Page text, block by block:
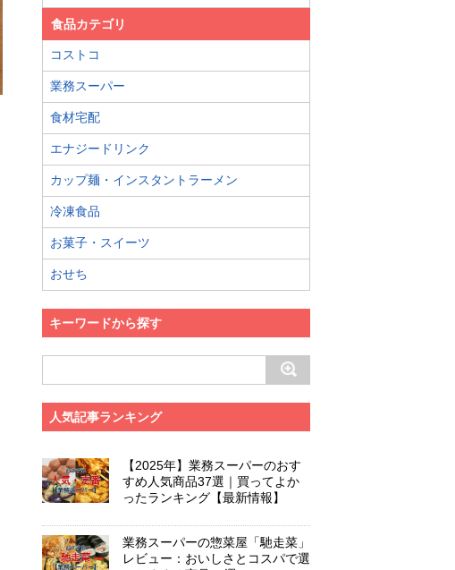
食品カテゴリ
コストコ
業務スーパー
食材宅配
エナジードリンク
カップ麺・インスタントラーメン
冷凍食品
お菓子・スイーツ
おせち
キーワードから探す
人気記事ランキング
【2025年】業務スーパーのおす
すめ人気商品37選｜買ってよか
ったランキング【最新情報】
業務スーパーの惣菜屋「馳走菜」
レビュー：おいしさとコスパで選